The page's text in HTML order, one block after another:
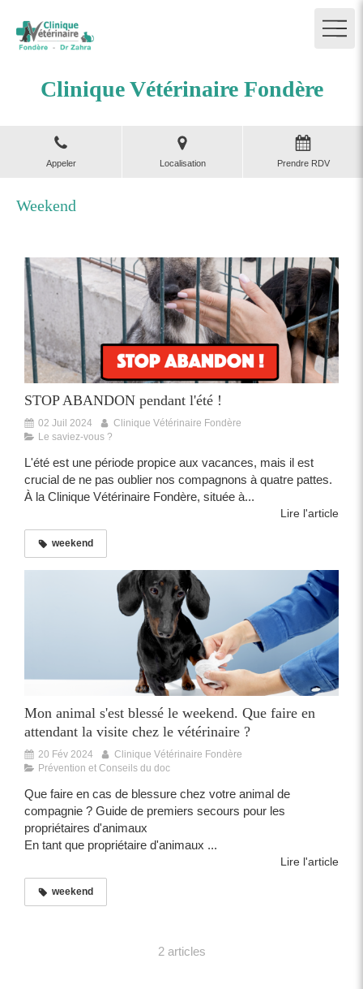
Clinique Vétérinaire Fondère
Appeler Localisation Prendre RDV
Weekend
STOP ABANDON pendant l'été !
02 Juil 2024
Clinique Vétérinaire Fondère
Le saviez-vous ?
L'été est une période propice aux vacances, mais il est
crucial de ne pas oublier nos compagnons à quatre pattes.
À la Clinique Vétérinaire Fondère, située à...
Lire l'article
weekend
Mon animal s'est blessé le weekend. Que faire en
attendant la visite chez le vétérinaire ?
20 Fév 2024
Clinique Vétérinaire Fondère
Prévention et Conseils du doc
Que faire en cas de blessure chez votre animal de
compagnie ? Guide de premiers secours pour les
propriétaires d'animaux
En tant que propriétaire d'animaux ...
Lire l'article
weekend
2 articles